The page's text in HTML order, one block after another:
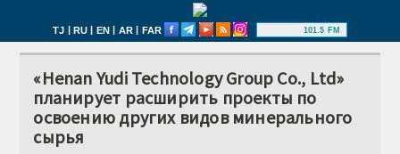
TJ | RU | EN | AR | FAR 101.5 FM
«Henan Yudi Technology Group Co., Ltd»
планирует расширить проекты по
освоению других видов минерального
сырья